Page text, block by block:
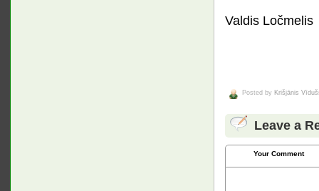
Valdis Ločmelis
Posted by Krišjānis
Leave a
Your Comment